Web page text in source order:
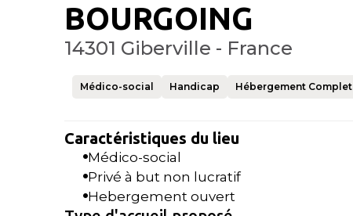
BOURGOING
14301 Giberville - France
Médico-social Handicap Hébergement Complet
Caractéristiques du lieu
Médico-social
Privé à but non lucratif
Hebergement ouvert